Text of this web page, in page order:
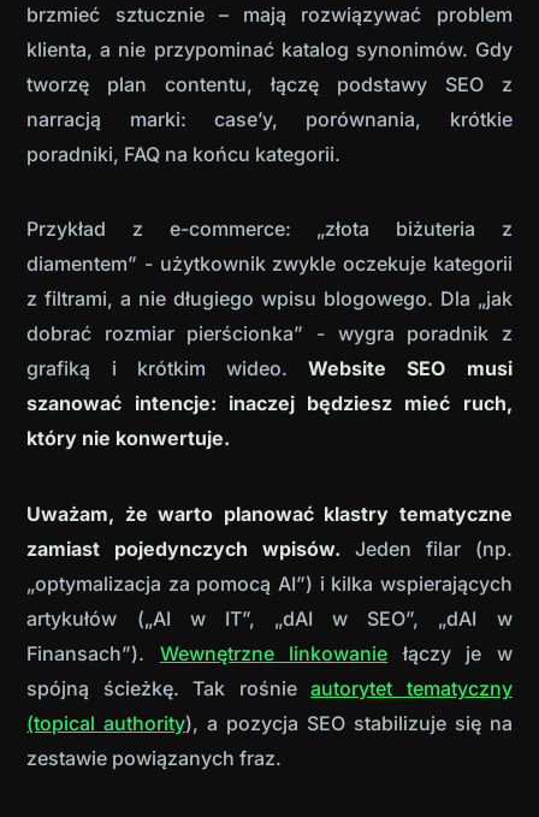
brzmieć sztucznie – mają rozwiązywać problem
klienta, a nie przypominać katalog synonimów. Gdy
tworzę plan contentu, łączę podstawy SEO z
narracją marki: case’y, porównania, krótkie
poradniki, FAQ na końcu kategorii.
Przykład z e-commerce: „złota biżuteria z
diamentem” - użytkownik zwykle oczekuje kategorii
z filtrami, a nie długiego wpisu blogowego. Dla „jak
dobrać rozmiar pierścionka” - wygra poradnik z
grafiką i krótkim wideo.Website SEO musi
szanować intencje: inaczej będziesz mieć ruch,
który nie konwertuje.
Uważam, że warto planować klastry tematyczne
zamiast pojedynczych wpisów. Jeden filar (np.
„optymalizacja za pomocą AI”) i kilka wspierających
artykułów („AI w IT”, „dAI w SEO”, „dAI w
Finansach”). Wewnętrzne linkowanie łączy je w
spójną ścieżkę. Tak rośnieautorytet tematyczny
(topical authority), a pozycja SEO stabilizuje się na
zestawie powiązanych fraz.